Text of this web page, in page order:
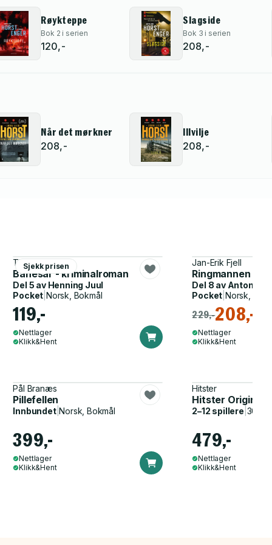
Røykteppe
Bok 2 i serien
120,-
Slagside
Bok 3 i serien
208,-
Når det mørkner
208,-
Illvilje
208,-
Sjekk prisen
Thomas Enger
Banesår - kriminalroman
Del 5 av Henning Juul
Pocket Norsk, Bokmål
119,-
Nettlager
Klikk&Hent
Jan-Erik Fjell
Ringmannen
Del 8 av Anton
Pocket |Norsk,
229,-208,-
Nettlager
Klikk&Hent
Pål Branæs
Pillefellen
Innbundet|Norsk, Bokmål
399,-
Nettlager
Klikk&Hent
Hitster
Hitster Original
2–12 spillere
479,-
Nettlager
Klikk&Hent